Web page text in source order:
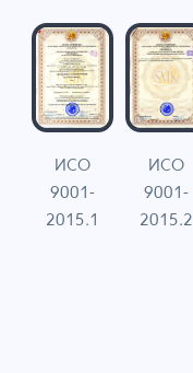
ИСО
9001-
2015.1
ИСО
9001-
2015.2